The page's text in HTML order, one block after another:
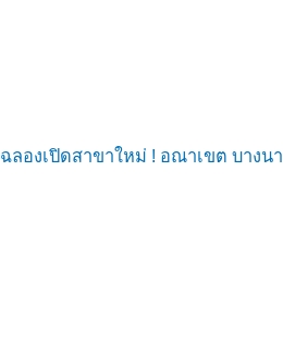
ฉลองเปิดสาขาใหม่ ! อณาเขต บางนา